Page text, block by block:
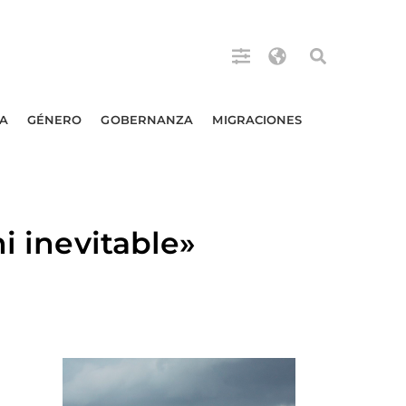
GÉNERO GOBERNANZA MIGRACIONES
inevitable»